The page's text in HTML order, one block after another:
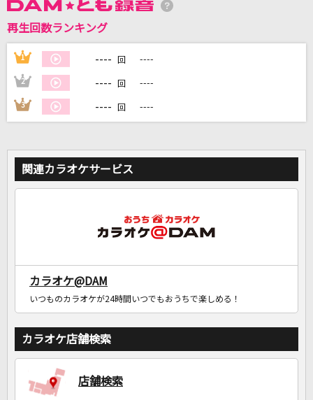
DAMに会員登録・ログインして
カラオケをもっと楽しもう！
自宅でカラオケ歌い放題！
家族や友達と一緒に！練習にも！
再生回数ランキング
1 ---- 回 ----
2 ---- 回 ----
3 ---- 回 ----
関連カラオケサービス
カラオケ@DAM
いつものカラオケが24時間いつでもおうちで楽しめる！
カラオケ店舗検索
店舗検索